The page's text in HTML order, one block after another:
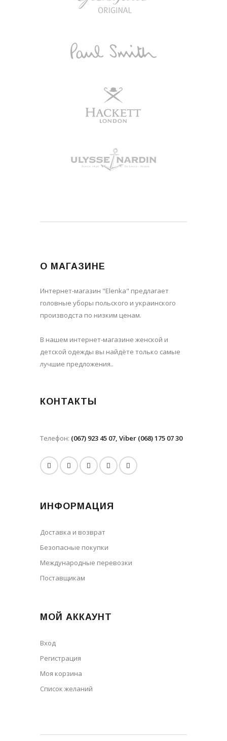
О МАГАЗИНЕ
Интернет-магазин "Elenka" предлагает
головные уборы польского и украинского
производста по низким ценам.
В нашем интернет-магазине женской и
детской одежды вы найдёте только самые
лучшие предложения..
КОНТАКТЫ
Телефон: (067) 923 45 07, Viber (068) 175 07 30
ИНФОРМАЦИЯ
Доставка и возврат
Безопасные покупки
Международные перевозки
Поставщикам
МОЙ АККАУНТ
Вход
Регистрация
Моя корзина
Cписок желаний